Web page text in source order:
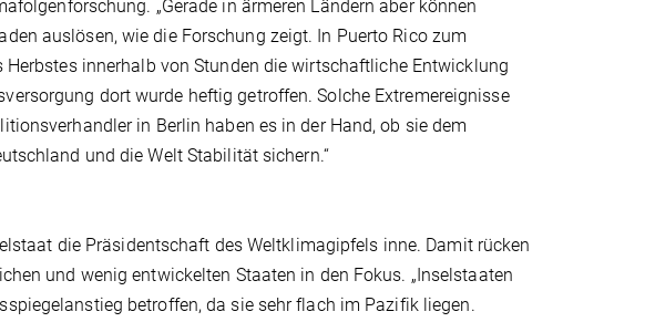
„Gerade in ärmeren Ländern aber können
auslösen, wie die Forschung zeigt. In Puerto Rico zum
Herbstes innerhalb von Stunden die wirtschaftliche Entwicklung
dort wurde heftig getroffen. Solche Extremereignisse
in Berlin haben es in der Hand, ob sie dem
und die Welt Stabilität sichern.“
die Präsidentschaft des Weltklimagipfels inne. Damit rücken
und wenig entwickelten Staaten in den Fokus. „Inselstaaten
betroffen, da sie sehr flach im Pazifik liegen.